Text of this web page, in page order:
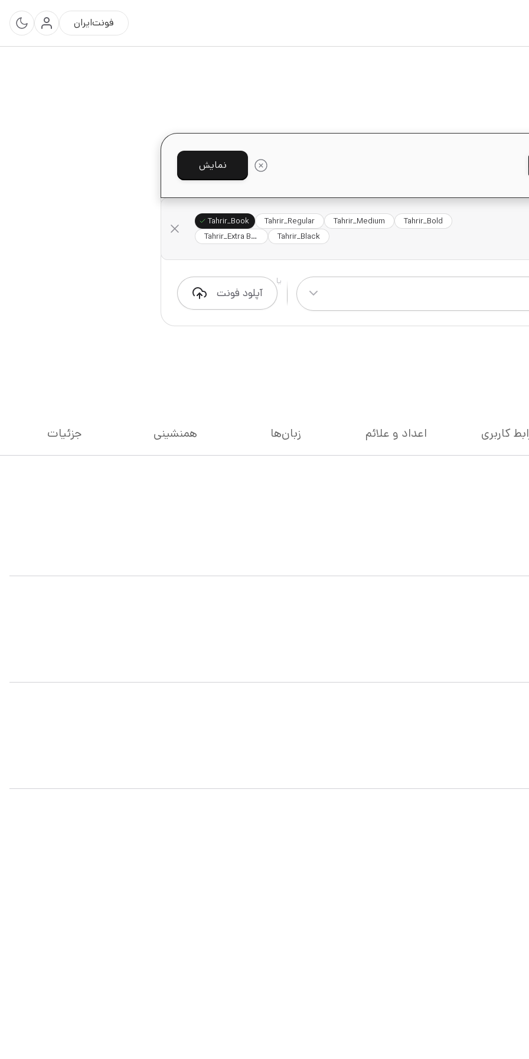
فونت‌ایران
Tahrir_Book Tahrir_Regular Tahrir_Medium
Tahrir_Bold
Tahrir_Extra Bold
Tahrir_Black
آپلود فونت
نمایش
کاربری اعداد و علائم زبان‌ها همنشینی جزئیات